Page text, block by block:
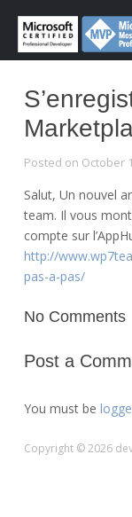
Posted on October
Salut, Un nouvel
team. Il vous
compte sur
http://
pas-a-pas/
No Comments
Post a
You must be
Copyright © 2026